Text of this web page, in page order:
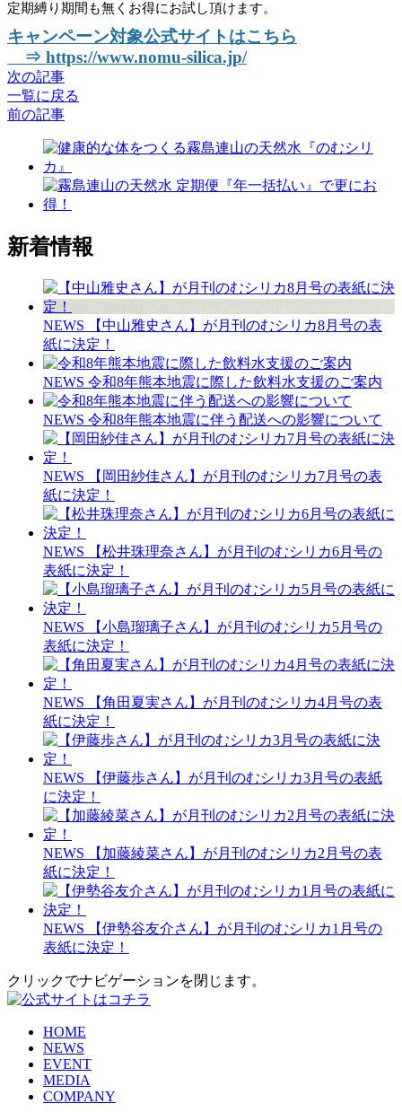
定期縛り期間も無くお得にお試し頂けます。
キャンペーン対象公式サイトはこちら
⇒ https://www.nomu-silica.jp/
次の記事
一覧に戻る
前の記事
新着情報
NEWS
【中山雅史さん】が月刊のむシリカ8月号の表
紙に決定！
NEWS 令和8年熊本地震に際した飲料水支援のご案内
NEWS 令和8年熊本地震に伴う配送への影響について
NEWS
【岡田紗佳さん】が月刊のむシリカ7月号の表
紙に決定！
NEWS
【松井珠理奈さん】が月刊のむシリカ6月号の
表紙に決定！
NEWS
【小島瑠璃子さん】が月刊のむシリカ5月号の
表紙に決定！
NEWS
【角田夏実さん】が月刊のむシリカ4月号の表
紙に決定！
NEWS
【伊藤歩さん】が月刊のむシリカ3月号の表紙
に決定！
NEWS
【加藤綾菜さん】が月刊のむシリカ2月号の表
紙に決定！
NEWS
【伊勢谷友介さん】が月刊のむシリカ1月号の
表紙に決定！
クリックでナビゲーションを閉じます。
HOME
NEWS
EVENT
MEDIA
COMPANY